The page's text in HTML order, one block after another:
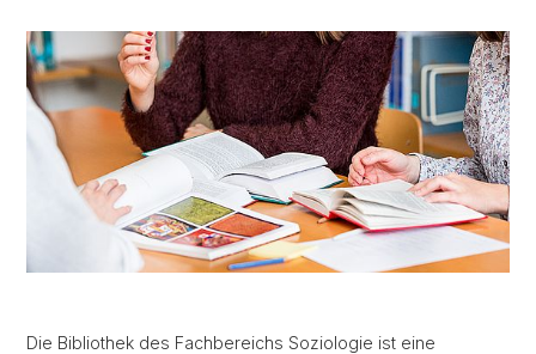
Die Bibliothek des Fachbereichs Soziologie ist eine